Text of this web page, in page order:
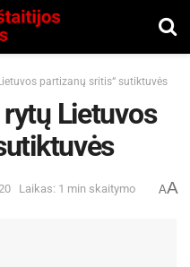
partizanų sritis“ sutiktuvės
Lietuvos
Laikas: 1 min skaitymo AA